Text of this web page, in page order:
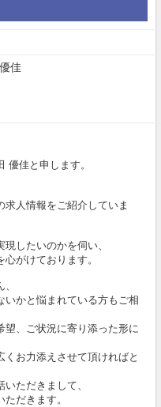
佳
優佳と申します。
人情報をご紹介していま
したいのかを伺い、
がけております。
いかと悩まれている方もご相
望、ご状況に寄り添った形に
お力添えさせて頂ければと
ただきまして、
だきます。